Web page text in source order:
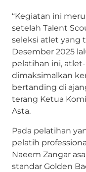
“Kegiatan ini
setelah Talent
seleksi atlet yang
Desember 2025
pelatihan ini,
dimaksimalkan
bertanding di
terang Ketua
Asta.
Pada pelatihan
pelatih
Naeem Zangar
standar Golden